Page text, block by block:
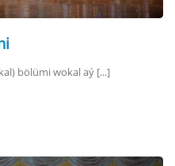
bölümi wokal aý [...]